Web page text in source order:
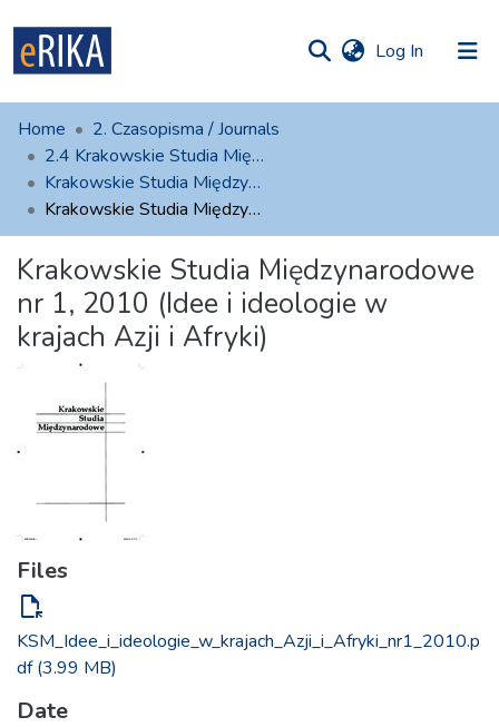
Log In (current)
UAFM
Information
For authors
Contact
Home
2. Czasopisma / Journals
2.4 Krakowskie Studia Międzynarodowe
Krakowskie Studia Międzynarodowe, 2010
Krakowskie Studia Międzynarodowe nr 1, 2010 (Idee i ideologie w krajach Azji i Afryki)
Krakowskie Studia Międzynarodowe
nr 1, 2010 (Idee i ideologie w
krajach Azji i Afryki)
Files
file_open
KSM_Idee_i_ideologie_w_krajach_Azji_i_Afryki_nr1_2010.p
df(3.99 MB)
Date